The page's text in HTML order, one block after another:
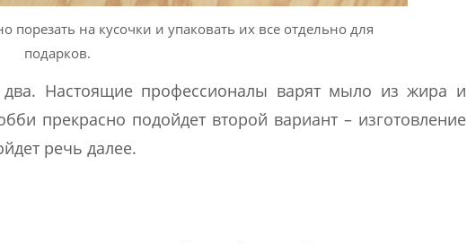
на кусочки и упаковать их все отдельно для
подарков.
два. Настоящие профессионалы варят мыло из жира и
прекрасно подойдет второй вариант – изготовление
речь далее.